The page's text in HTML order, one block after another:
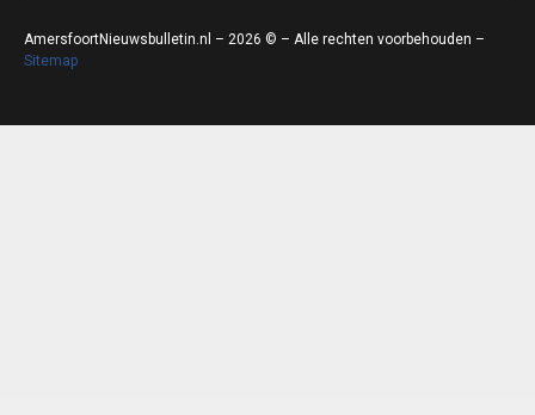
AmersfoortNieuwsbulletin.nl – 2026 © – Alle rechten voorbehouden –
Sitemap